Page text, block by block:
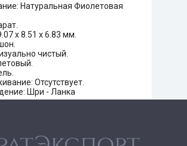
Натуральная Фиолетовая
х 8.51 х 6.83 мм.
чистый.
Отсутствует.
Шри - Ланка